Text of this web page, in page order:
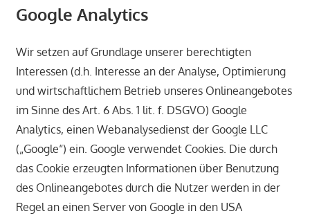
Google Analytics
Wir setzen auf Grundlage unserer berechtigten
Interessen (d.h. Interesse an der Analyse, Optimierung
und wirtschaftlichem Betrieb unseres Onlineangebotes
im Sinne des Art. 6 Abs. 1 lit. f. DSGVO) Google
Analytics, einen Webanalysedienst der Google LLC
(„Google“) ein. Google verwendet Cookies. Die durch
das Cookie erzeugten Informationen über Benutzung
des Onlineangebotes durch die Nutzer werden in der
Regel an einen Server von Google in den USA